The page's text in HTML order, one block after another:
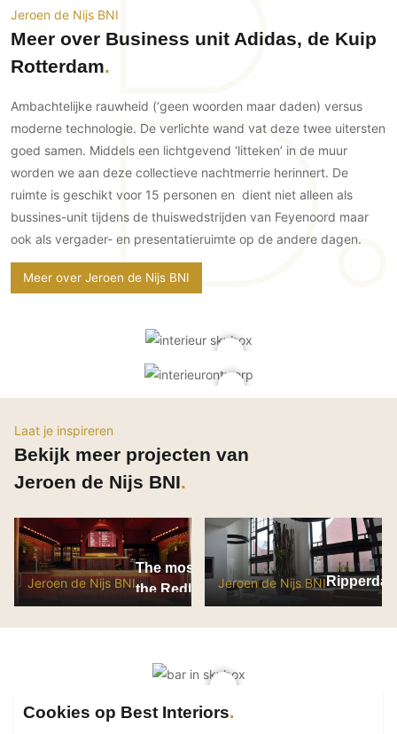
Keukenkranen
Ramen en deuren
Binnendeuren
Aluminium deuren
Houten deuren
Systeemwanden
Vloer
Vloeren
Beton Ciré vloeren
PVC vloeren
Houten vloeren
Natuursteen en keramiek vloeren
Vloerkleden
Afwerking
Behang / Wandtextiel
Gevel
Gevelbekleding
Stucwerk
Schilderwerk buiten
buitenvloeren
Vlonders
Zonwering
Zonwering buiten
Tuin
Villa
Zwembad
Zakelijk
Horeca
Kantoor
Jeroen de Nijs BNI
Meer over Business unit Adidas, de Kuip
Rotterdam
Ambachtelijke rauwheid (‘geen woorden maar daden) versus
moderne technologie. De verlichte wand vat deze twee uitersten
goed samen. Middels een lichtgevend ‘litteken’ in de muur
worden we aan deze collectieve nachtmerrie herinnert. De
ruimte is geschikt voor 15 personen en dient niet alleen als
bussines-unit tijdens de thuiswedstrijden van Feyenoord maar
ook als vergader- en presentatieruimte op de andere dagen.
Meer over Jeroen de Nijs BNI
Laat je inspireren
Bekijk meer projecten van
Jeroen de Nijs BNI
Jeroen de Nijs BNI
The most sexy fries in
the Redlight-districtJeroen de Nijs BNIRipperda
Cookies op Best Interiors